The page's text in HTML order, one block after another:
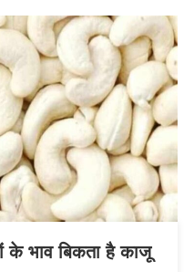
लिखने
का
क्या
होता
है?
के भाव बिकता है काजू